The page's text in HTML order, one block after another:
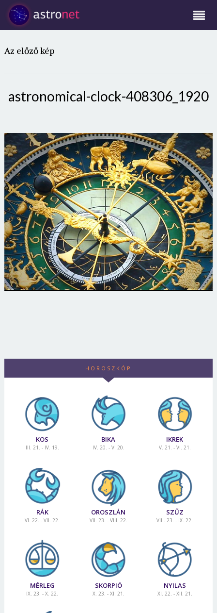
Az előző kép
astronomical-clock-408306_1920
HOROSZKÓP
KOS
III. 21. - IV. 19.
BIKA
IV. 20. - V. 20.
IKREK
V. 21. - VI. 21.
RÁK
VI. 22. - VII. 22.
OROSZLÁN
VII. 23. - VIII. 22.
SZŰZ
VIII. 23. - IX. 22.
MÉRLEG
IX. 23. - X. 22.
SKORPIÓ
X. 23. - XI. 21.
NYILAS
XI. 22. - XII. 21.